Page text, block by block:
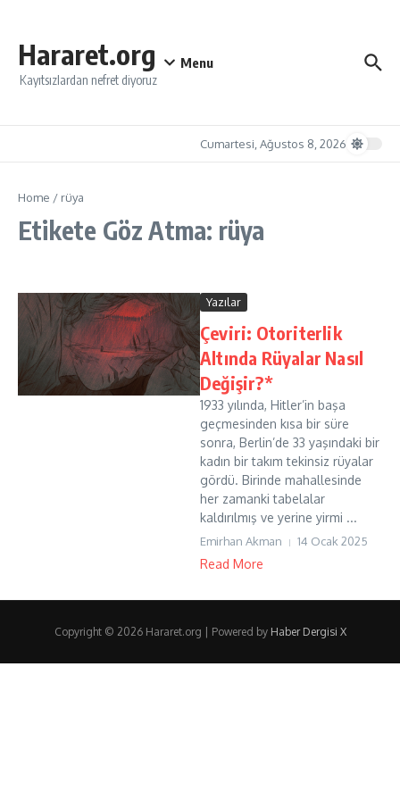
Hararet.org
Kayıtsızlardan nefret diyoruz
Menu
Cumartesi, Ağustos 8, 2026
Home / rüya
Etikete Göz Atma: rüya
Yazılar
Çeviri: Otoriterlik
Altında Rüyalar Nasıl
Değişir?*
1933 yılında, Hitler’in başa
geçmesinden kısa bir süre
sonra, Berlin’de 33 yaşındaki bir
kadın bir takım tekinsiz rüyalar
gördü. Birinde mahallesinde
her zamanki tabelalar
kaldırılmış ve yerine yirmi ...
Emirhan Akman 14 Ocak 2025
Read More
Copyright © 2026 Hararet.org | Powered by Haber Dergisi X